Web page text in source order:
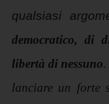
qualsiasi
democratico, di
libertà di nessuno.
lanciare un forte